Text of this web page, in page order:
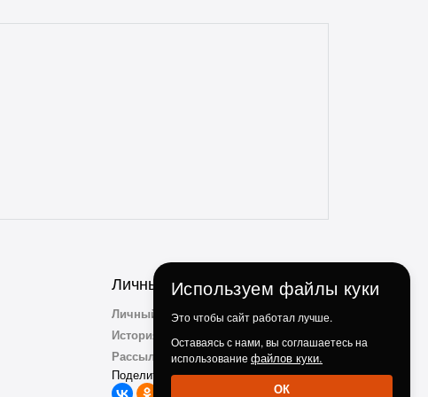
отзывчивые и опытные. Особенно
Личный Кабинет
Личный Кабинет
История заказов
Рассылка
Поделиться с друзьми:
Используем файлы куки
Это чтобы сайт работал лучше.
Оставаясь с нами, вы соглашаетесь на
использование файлов куки.
ОК